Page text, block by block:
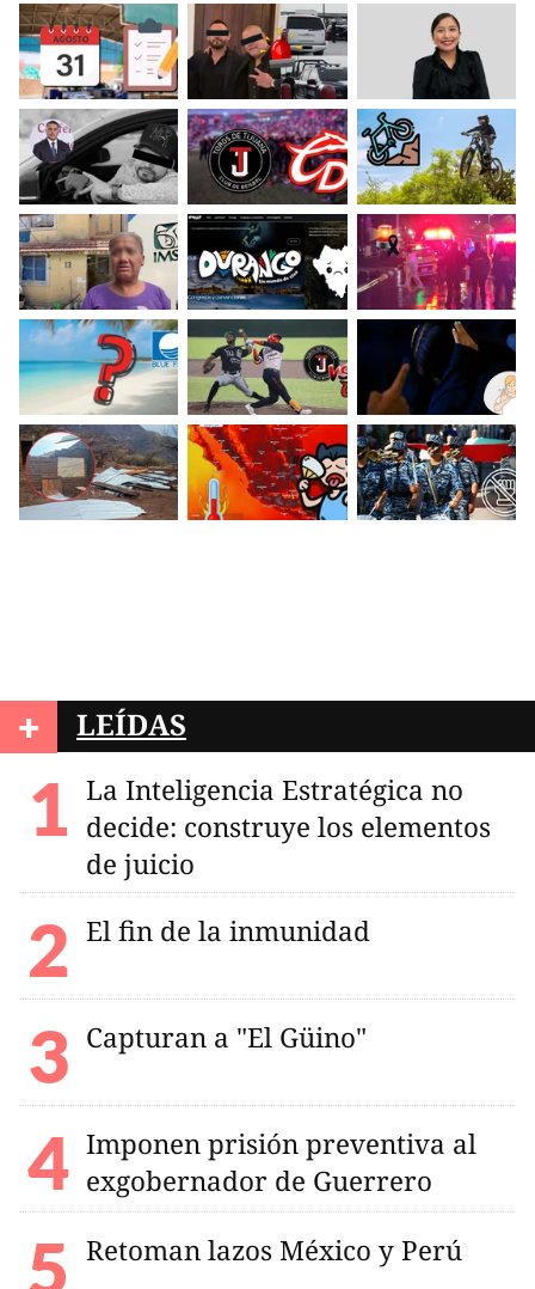
+ LEÍDAS
La Inteligencia Estratégica no
decide: construye los elementos
de juicio
El fin de la inmunidad
Capturan a "El Güino"
Imponen prisión preventiva al
exgobernador de Guerrero
Retoman lazos México y Perú